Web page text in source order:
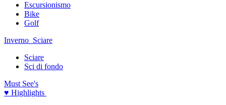
Escursionismo
Bike
Golf
Inverno Sciare
Sciare
Sci di fondo
Must See's
♥ Highlights